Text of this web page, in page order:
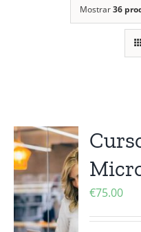
Mostrar36
€75.00